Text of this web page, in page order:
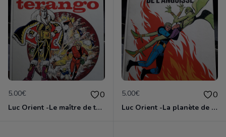
5.00€ 0
Luc Orient -Le maître de terango
5.00€ 0
Luc Orient -La planète de l'angoisse